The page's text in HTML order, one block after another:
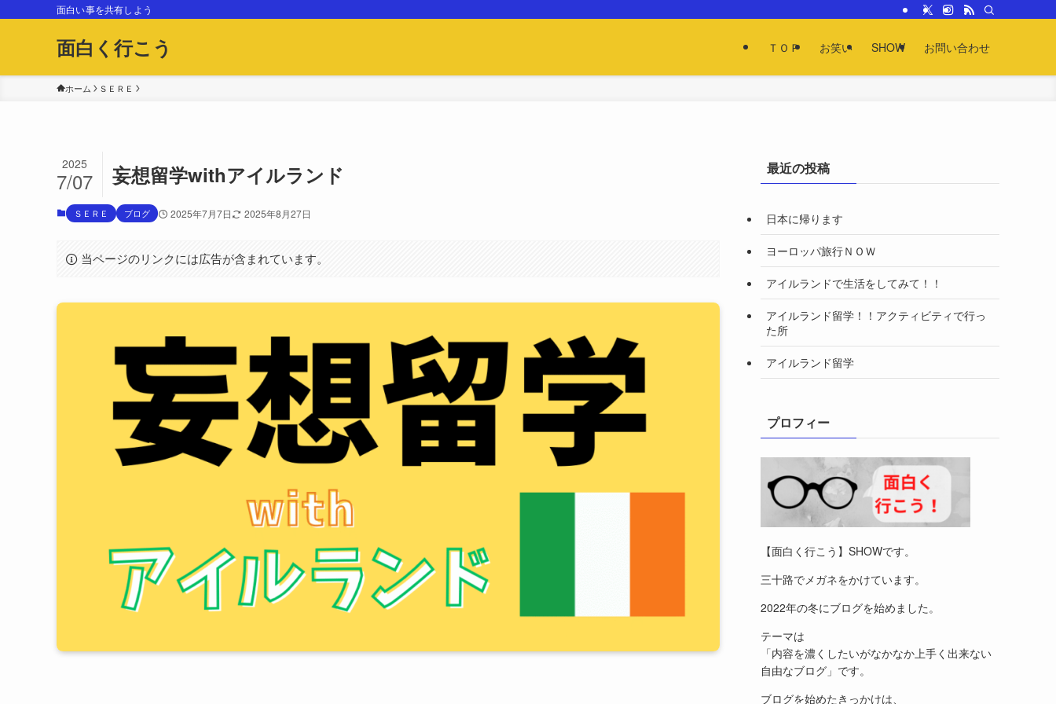
面白い事を共有しよう
面白く行こう ＴＯＰ お笑い SHOW お問い合わせ
ホーム ＳＥＲＥ
妄想留学withアイルランド
2025
7/07
ＳＥＲＥ ブログ 2025年7月7日 2025年8月27日
当ページのリンクには広告が含まれています。
最近の投稿
日本に帰ります
ヨーロッパ旅行ＮＯＷ
アイルランドで生活をしてみて！！
アイルランド留学！！アクティビティで行っ
た所
アイルランド留学
プロフィー
【面白く行こう】SHOWです。
三十路でメガネをかけています。
2022年の冬にブログを始めました。
テーマは
「内容を濃くしたいがなかなか上手く出来ない
自由なブログ」です。
ブログを始めたきっかけは、